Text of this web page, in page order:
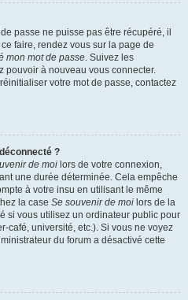
passe ne puisse pas être récupéré, il
faire, rendez vous sur la page de
mon mot de passe. Suivez les
pouvoir à nouveau vous connecter.
votre mot de passe, contactez
?
de moi lors de votre connexion,
une durée déterminée. Cela empêche
à votre insu en utilisant le même
la case Se souvenir de moi lors de la
si vous utilisez un ordinateur public pour
café, université, etc.). Si vous ne voyez
du forum a désactivé cette